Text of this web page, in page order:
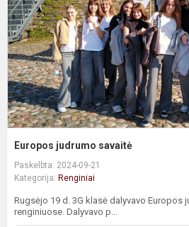
Europos judrumo savaitė
Paskelbta: 2024-09-21
Kategorija: Renginiai
Rugsėjo 19 d. 3G klasė dalyvavo Europos
renginiuose. Dalyvavo p...